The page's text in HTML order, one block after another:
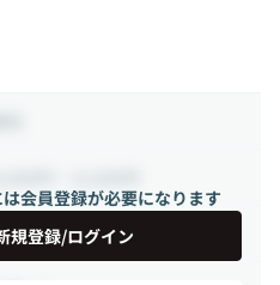
会員登録が必要になります
規登録/ログイン
~ 80時間（週10 ~ 20時間）